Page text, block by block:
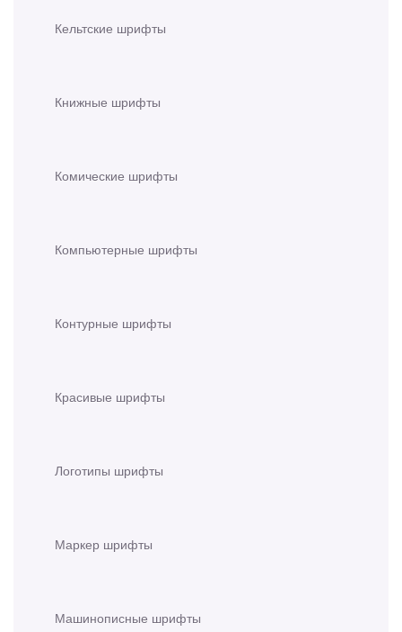
Кельтские шрифты
Книжные шрифты
Комические шрифты
Компьютерные шрифты
Контурные шрифты
Красивые шрифты
Логотипы шрифты
Маркер шрифты
Машинописные шрифты